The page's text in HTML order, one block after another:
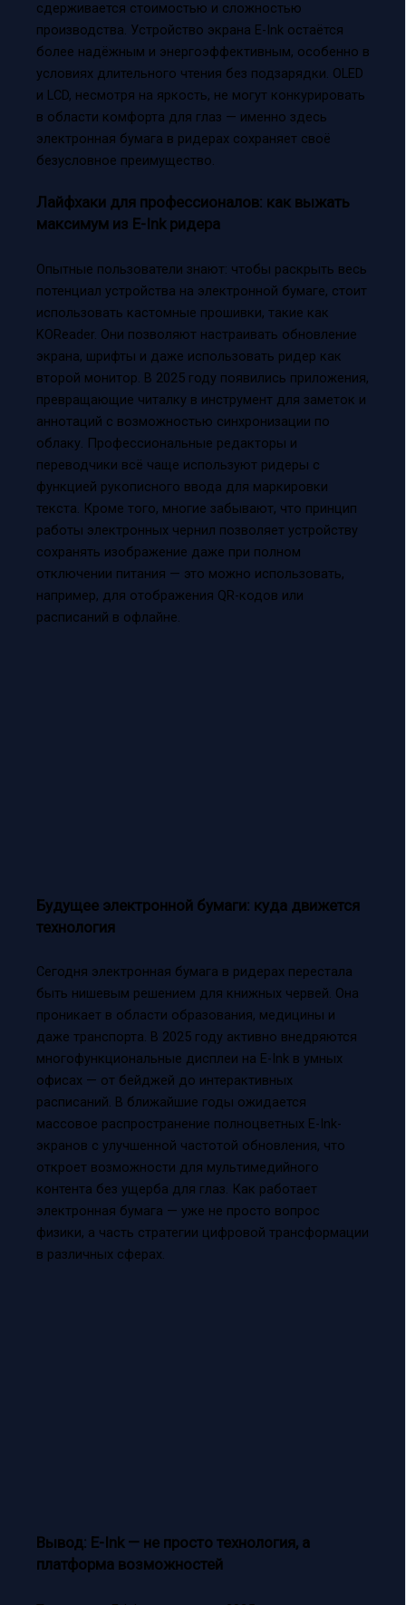
сдерживается стоимостью и сложностью
производства. Устройство экрана E-Ink остаётся
более надёжным и энергоэффективным, особенно в
условиях длительного чтения без подзарядки. OLED
и LCD, несмотря на яркость, не могут конкурировать
в области комфорта для глаз — именно здесь
электронная бумага в ридерах сохраняет своё
безусловное преимущество.
Лайфхаки для профессионалов: как выжать
максимум из E-Ink ридера
Опытные пользователи знают: чтобы раскрыть весь
потенциал устройства на электронной бумаге, стоит
использовать кастомные прошивки, такие как
KOReader. Они позволяют настраивать обновление
экрана, шрифты и даже использовать ридер как
второй монитор. В 2025 году появились приложения,
превращающие читалку в инструмент для заметок и
аннотаций с возможностью синхронизации по
облаку. Профессиональные редакторы и
переводчики всё чаще используют ридеры с
функцией рукописного ввода для маркировки
текста. Кроме того, многие забывают, что принцип
работы электронных чернил позволяет устройству
сохранять изображение даже при полном
отключении питания — это можно использовать,
например, для отображения QR-кодов или
расписаний в офлайне.
Будущее электронной бумаги: куда движется
технология
Сегодня электронная бумага в ридерах перестала
быть нишевым решением для книжных червей. Она
проникает в области образования, медицины и
даже транспорта. В 2025 году активно внедряются
многофункциональные дисплеи на E-Ink в умных
офисах — от бейджей до интерактивных
расписаний. В ближайшие годы ожидается
массовое распространение полноцветных E-Ink-
экранов с улучшенной частотой обновления, что
откроет возможности для мультимедийного
контента без ущерба для глаз. Как работает
электронная бумага — уже не просто вопрос
физики, а часть стратегии цифровой трансформации
в различных сферах.
Вывод: E-Ink — не просто технология, а
платформа возможностей